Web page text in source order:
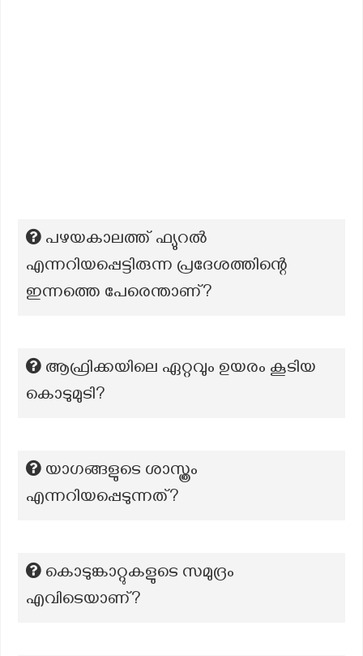
പഴയകാലത്ത് ഫ്യുറൽ
എന്നറിയപ്പെട്ടിരുന്ന പ്രദേശത്തിന്റെ
ഇന്നത്തെ പേരെന്താണ്?
ആഫ്രിക്കയിലെ ഏറ്റവും ഉയരം കൂടിയ
കൊടുമുടി?
യാഗങ്ങളുടെ ശാസ്ത്രം
എന്നറിയപ്പെടുന്നത്?
കൊടുങ്കാറ്റുകളുടെ സമുദ്രം
എവിടെയാണ്?